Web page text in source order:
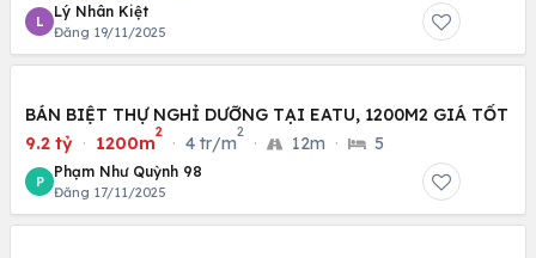
L
Lý Nhân Kiệt
Đăng 19/11/2025
BÁN BIỆT THỰ NGHỈ DƯỠNG TẠI EATU, 1200M2 GIÁ TỐT
9.2 tỷ · 1200m
2
· 4 tr/m
2
· 12m · 5
P
Phạm Như Quỳnh 98
Đăng 17/11/2025